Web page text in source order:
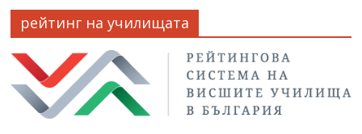
рейтинг на училищата